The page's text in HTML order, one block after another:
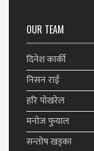
OUR TEAM
दिनेश कार्की
निसन राई
हरि पाेखरेल
मनाेज फुयाल
सन्ताेष खड्का